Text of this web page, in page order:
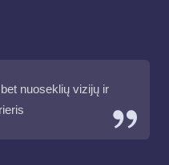
nuoseklių vizijų ir